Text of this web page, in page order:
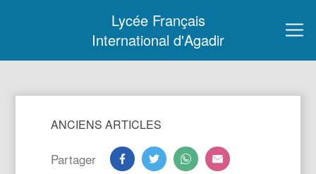
Lycée Français
International d'Agadir
ANCIENS ARTICLES
Partager